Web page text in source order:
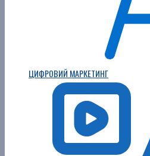
ЦИФРОВИЙ МАРКЕТИНГ